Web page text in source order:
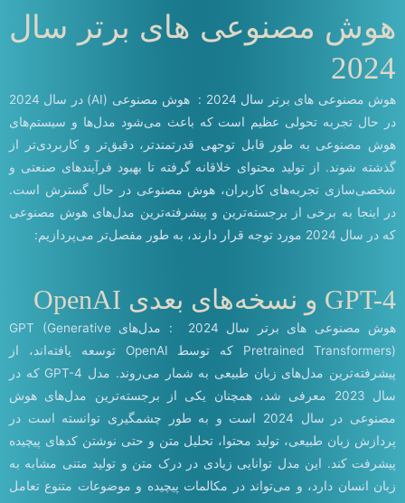
هوش مصنوعی های برتر سال
2024
هوش مصنوعی های برتر سال 2024 : هوش مصنوعی (AI) در سال 2024
در حال تجربه تحولی عظیم است که باعث می‌شود مدل‌ها و سیستم‌های
هوش مصنوعی به طور قابل توجهی قدرتمندتر، دقیق‌تر و کاربردی‌تر از
گذشته شوند. از تولید محتوای خلاقانه گرفته تا بهبود فرآیندهای صنعتی و
شخصی‌سازی تجربه‌های کاربران، هوش مصنوعی در حال گسترش است.
در اینجا به برخی از برجسته‌ترین و پیشرفته‌ترین مدل‌های هوش مصنوعی
که در سال 2024 مورد توجه قرار دارند، به طور مفصل‌تر می‌پردازیم:
GPT-4 و نسخه‌های بعدی OpenAI
هوش مصنوعی های برتر سال 2024 : مدل‌های GPT (Generative
Pretrained Transformers) که توسط OpenAI توسعه یافته‌اند، از
پیشرفته‌ترین مدل‌های زبان طبیعی به شمار می‌روند. مدل GPT-4 که در
سال 2023 معرفی شد، همچنان یکی از برجسته‌ترین مدل‌های هوش
مصنوعی در سال 2024 است و به طور چشمگیری توانسته است در
پردازش زبان طبیعی، تولید محتوا، تحلیل متن و حتی نوشتن کدهای پیچیده
پیشرفت کند. این مدل توانایی زیادی در درک متن و تولید متنی مشابه به
زبان انسان دارد، و می‌تواند در مکالمات پیچیده و موضوعات متنوع تعامل